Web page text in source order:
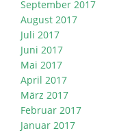
September 2017
August 2017
Juli 2017
Juni 2017
Mai 2017
April 2017
März 2017
Februar 2017
Januar 2017